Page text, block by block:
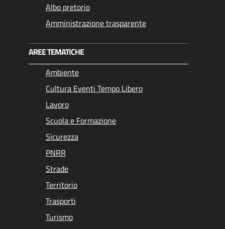
Albo pretorio
Amministrazione trasparente
AREE TEMATICHE
Ambiente
Cultura Eventi Tempo Libero
Lavoro
Scuola e Formazione
Sicurezza
PNRR
Strade
Territorio
Trasporti
Turismo